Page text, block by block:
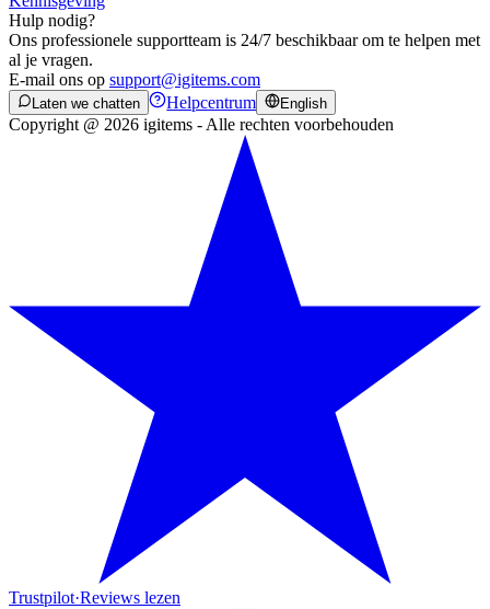
Hulp nodig?
Ons professionele supportteam is 24/7 beschikbaar om te helpen met
al je vragen.
E-mail ons op support@igitems.com
Laten we chatten Helpcentrum English
Copyright @ 2026 igitems - Alle rechten voorbehouden
Trustpilot·Reviews lezen